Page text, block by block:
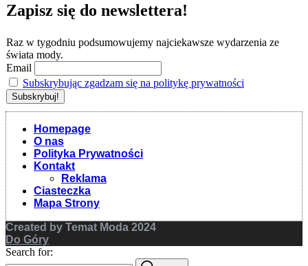
Zapisz się do newslettera!
Raz w tygodniu podsumowujemy najciekawsze wydarzenia ze
świata mody.
Email
Subskrybując zgadzam się na politykę prywatności
Homepage
O nas
Polityka Prywatności
Kontakt
Reklama
Ciasteczka
Mapa Strony
Created by Temat Moda 2024
Do Góry
Search for: